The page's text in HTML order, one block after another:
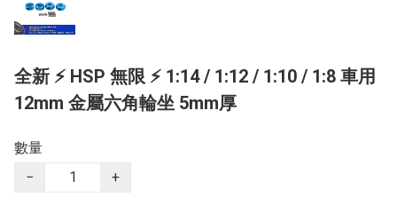
全新 ⚡ HSP 無限 ⚡ 1:14 / 1:12 / 1:10 / 1:8 車用
12mm 金屬六角輪坐 5mm厚
數量
−
+